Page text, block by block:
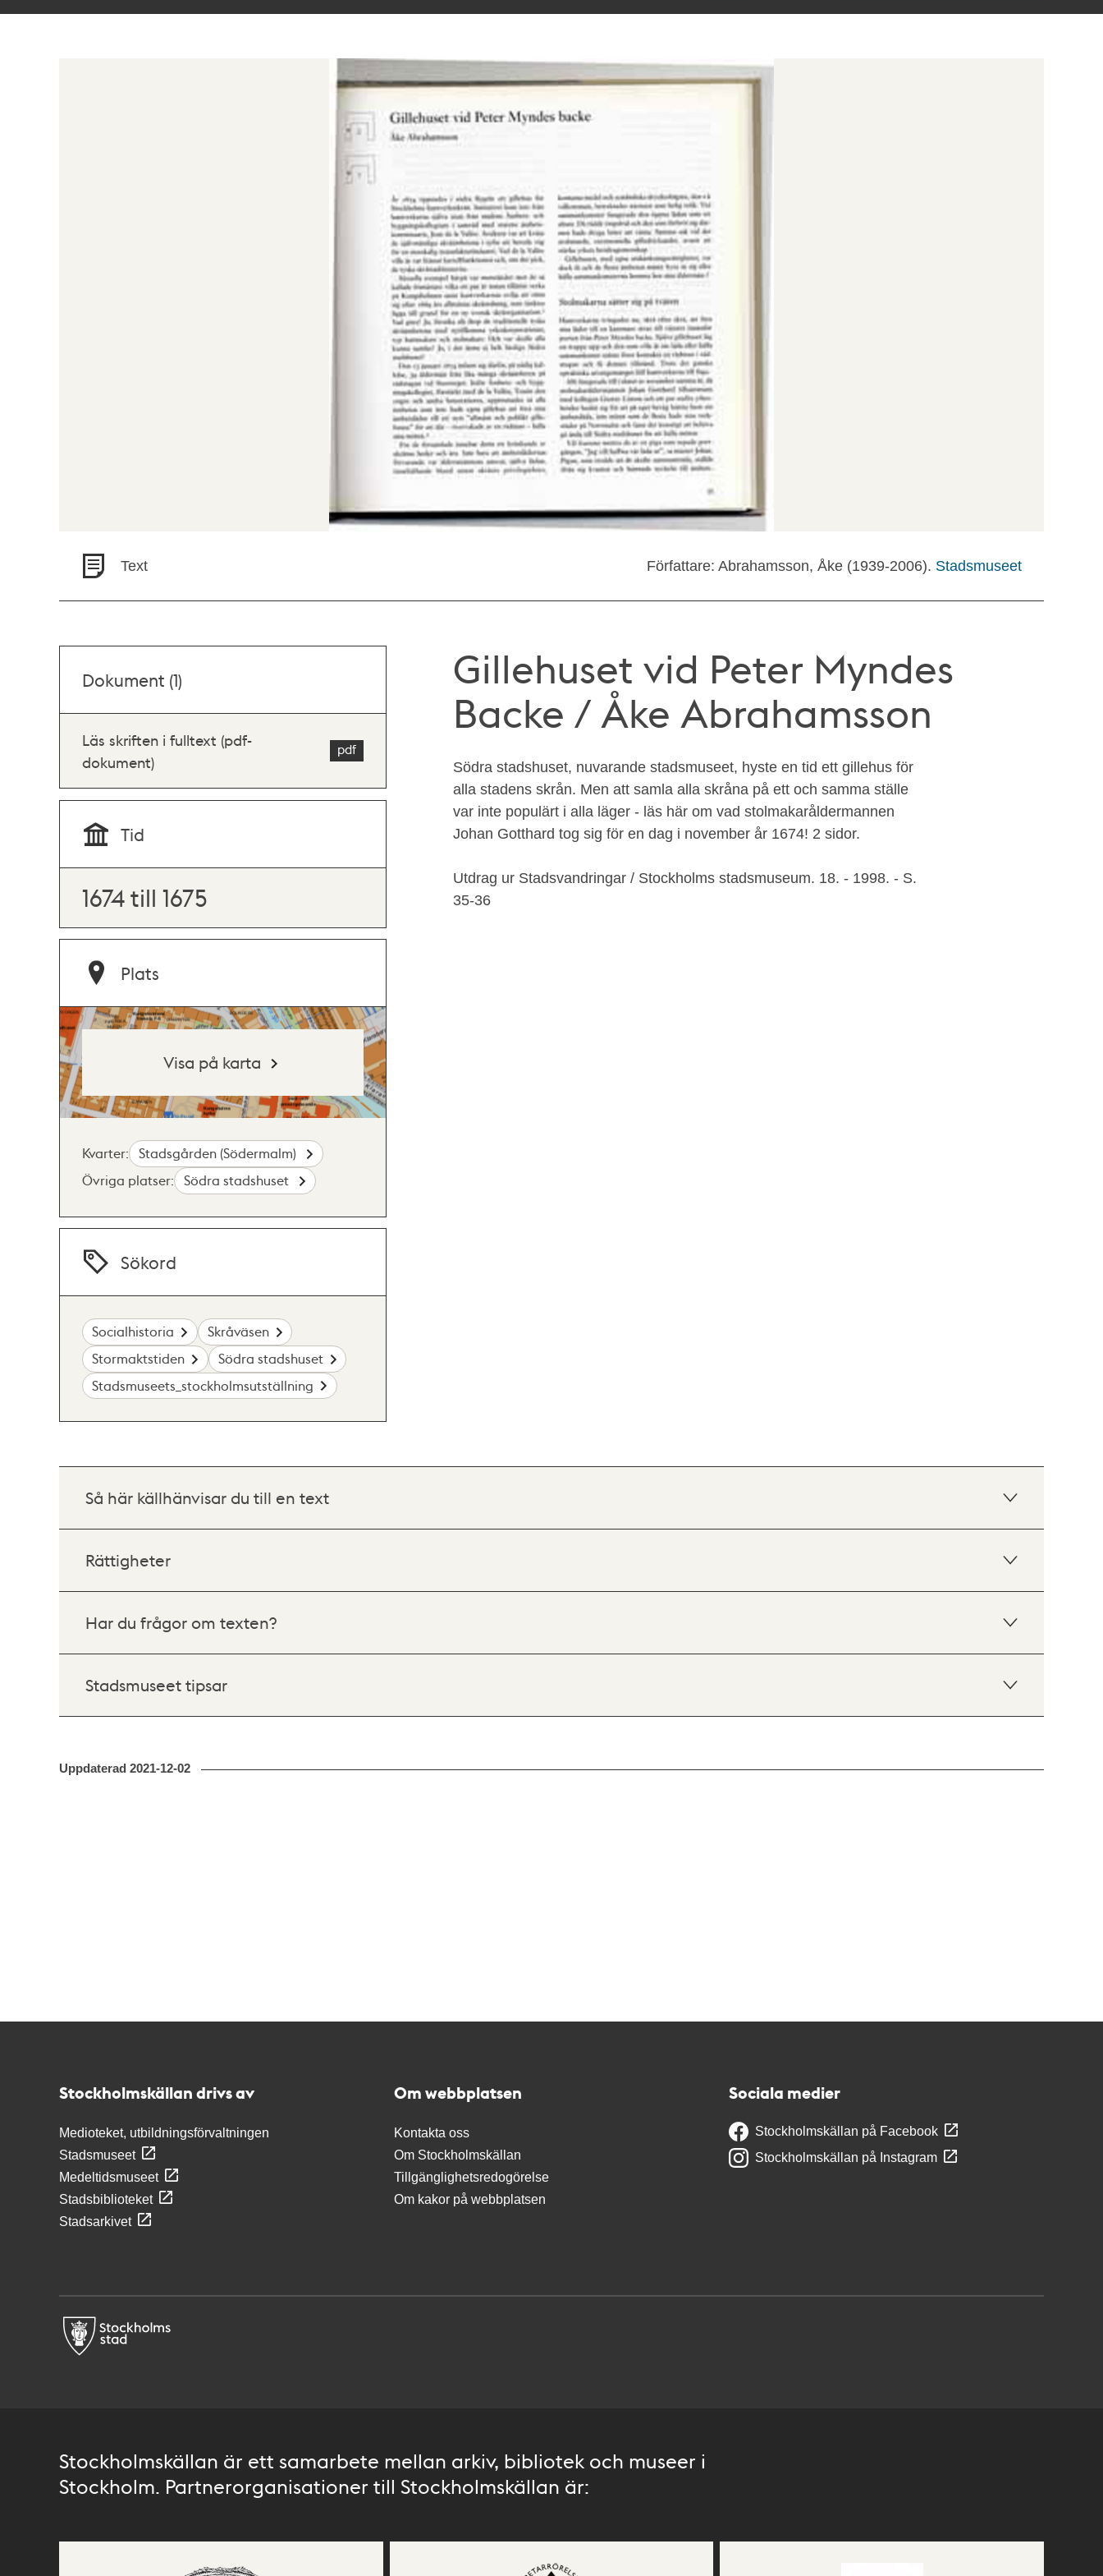
Text Författare: Abrahamsson, Åke (1939-2006). Stadsmuseet
Gillehuset vid Peter Myndes
Backe / Åke Abrahamsson
Södra stadshuset, nuvarande stadsmuseet, hyste en tid ett gillehus för
alla stadens skrån. Men att samla alla skråna på ett och samma ställe
var inte populärt i alla läger - läs här om vad stolmakaråldermannen
Johan Gotthard tog sig för en dag i november år 1674! 2 sidor.
Utdrag ur Stadsvandringar / Stockholms stadsmuseum. 18. - 1998. - S.
35-36
Dokument (1)
Läs skriften i fulltext (pdf-
dokument)
Tid
1674 till 1675
Plats
Visa på karta
Kvarter:
Stadsgården (Södermalm)
Övriga platser:
Södra stadshuset
Sökord
Socialhistoria
Skråväsen
Stormaktstiden
Södra stadshuset
Stadsmuseets_stockholmsutställning
Så här källhänvisar du till en text
Rättigheter
Har du frågor om texten?
Stadsmuseet tipsar
Uppdaterad 2021-12-02
Stockholmskällan drivs av
Medioteket, utbildningsförvaltningen
Stadsmuseet
Medeltidsmuseet
Stadsbiblioteket
Stadsarkivet
Om webbplatsen
Kontakta oss
Om Stockholmskällan
Tillgänglighetsredogörelse
Om kakor på webbplatsen
Sociala medier
Stockholmskällan på Facebook
Stockholmskällan på Instagram
Stockholmskällan är ett samarbete mellan arkiv, bibliotek och museer i
Stockholm. Partnerorganisationer till Stockholmskällan är: